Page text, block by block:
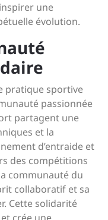
une
évolution.
pratique sportive
passionnée
partagent une
et la
d’entraide et
des compétitions
communauté du
collaboratif et sa
Cette solidarité